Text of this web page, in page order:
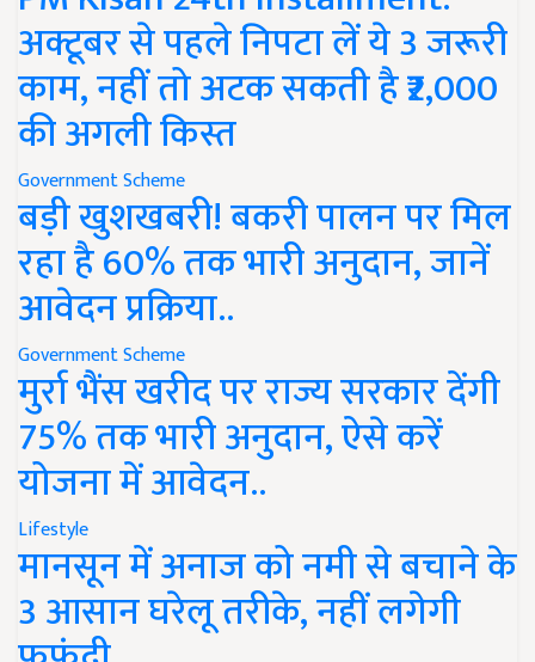
अक्टूबर से पहले निपटा लें ये 3 जरूरी
काम, नहीं तो अटक सकती है ₹2,000
की अगली किस्त
Government Scheme
बड़ी खुशखबरी! बकरी पालन पर मिल
रहा है 60% तक भारी अनुदान, जानें
आवेदन प्रक्रिया..
Government Scheme
मुर्रा भैंस खरीद पर राज्य सरकार देंगी
75% तक भारी अनुदान, ऐसे करें
योजना में आवेदन..
Lifestyle
मानसून में अनाज को नमी से बचाने के
3 आसान घरेलू तरीके, नहीं लगेगी